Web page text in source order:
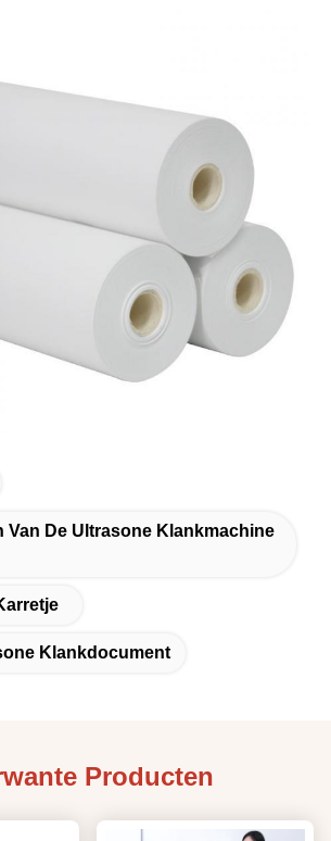
Van De Ultrasone Klankmachine
Klankdocument
Producten